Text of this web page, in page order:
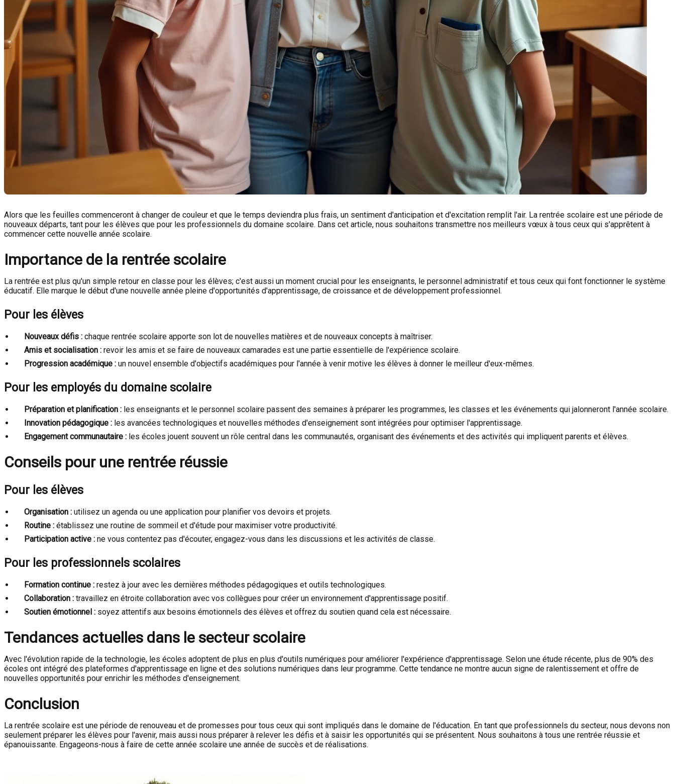
Alors que les feuilles commenceront à changer de couleur et que le temps deviendra plus frais, un sentiment d'anticipation et d'excitation remplit l'air. La rentrée scolaire est une période de
nouveaux départs, tant pour les élèves que pour les professionnels du domaine scolaire. Dans cet article, nous souhaitons transmettre nos meilleurs vœux à tous ceux qui s'apprêtent à
commencer cette nouvelle année scolaire.
Importance de la rentrée scolaire
La rentrée est plus qu'un simple retour en classe pour les élèves; c'est aussi un moment crucial pour les enseignants, le personnel administratif et tous ceux qui font fonctionner le système
éducatif. Elle marque le début d'une nouvelle année pleine d'opportunités d'apprentissage, de croissance et de développement professionnel.
Pour les élèves
Nouveaux défis : chaque rentrée scolaire apporte son lot de nouvelles matières et de nouveaux concepts à maîtriser.
Amis et socialisation : revoir les amis et se faire de nouveaux camarades est une partie essentielle de l'expérience scolaire.
Progression académique : un nouvel ensemble d'objectifs académiques pour l'année à venir motive les élèves à donner le meilleur d'eux-mêmes.
Pour les employés du domaine scolaire
Préparation et planification : les enseignants et le personnel scolaire passent des semaines à préparer les programmes, les classes et les événements qui jalonneront l'année scolaire.
Innovation pédagogique : les avancées technologiques et nouvelles méthodes d'enseignement sont intégrées pour optimiser l'apprentissage.
Engagement communautaire : les écoles jouent souvent un rôle central dans les communautés, organisant des événements et des activités qui impliquent parents et élèves.
Conseils pour une rentrée réussie
Pour les élèves
Organisation : utilisez un agenda ou une application pour planifier vos devoirs et projets.
Routine : établissez une routine de sommeil et d'étude pour maximiser votre productivité.
Participation active : ne vous contentez pas d'écouter, engagez-vous dans les discussions et les activités de classe.
Pour les professionnels scolaires
Formation continue : restez à jour avec les dernières méthodes pédagogiques et outils technologiques.
Collaboration : travaillez en étroite collaboration avec vos collègues pour créer un environnement d'apprentissage positif.
Soutien émotionnel : soyez attentifs aux besoins émotionnels des élèves et offrez du soutien quand cela est nécessaire.
Tendances actuelles dans le secteur scolaire
Avec l'évolution rapide de la technologie, les écoles adoptent de plus en plus d'outils numériques pour améliorer l'expérience d'apprentissage. Selon une étude récente, plus de 90% des
écoles ont intégré des plateformes d'apprentissage en ligne et des solutions numériques dans leur programme. Cette tendance ne montre aucun signe de ralentissement et offre de
nouvelles opportunités pour enrichir les méthodes d'enseignement.
Conclusion
La rentrée scolaire est une période de renouveau et de promesses pour tous ceux qui sont impliqués dans le domaine de l'éducation. En tant que professionnels du secteur, nous devons non
seulement préparer les élèves pour l'avenir, mais aussi nous préparer à relever les défis et à saisir les opportunités qui se présentent. Nous souhaitons à tous une rentrée réussie et
épanouissante. Engageons-nous à faire de cette année scolaire une année de succès et de réalisations.